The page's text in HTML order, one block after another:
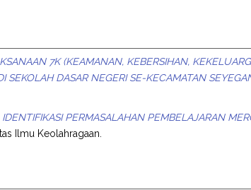
7K (KEAMANAN, KEBERSIHAN,
SEKOLAH DASAR NEGERI SE-KECAMATAN
IDENTIFIKASI PERMASALAHAN PEMBELAJARAN
Ilmu Keolahragaan.